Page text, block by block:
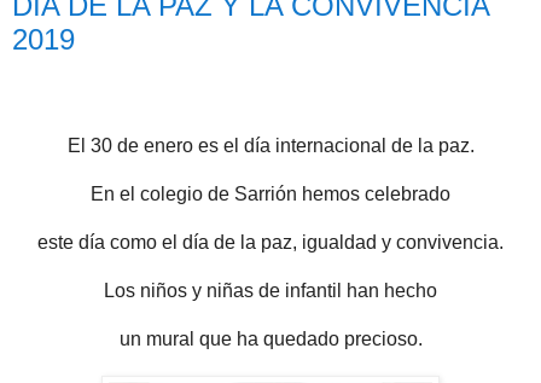
2019
El 30 de enero es el día internacional de la paz.
En el colegio de Sarrión hemos celebrado
este día como el día de la paz, igualdad y convivencia.
Los niños y niñas de infantil han hecho
un mural que ha quedado precioso.